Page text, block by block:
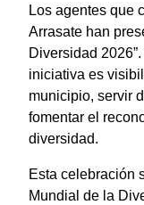
Los agentes que
Arrasate han
Diversidad
iniciativa es
municipio, servir
fomentar el
diversidad.
Esta celebración
Mundial de la